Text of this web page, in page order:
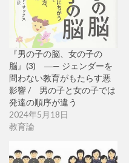
『男の子の脳、女の子の
脳』(3) ―— ジェンダーを
問わない教育がもたらす悪
影響 / 男の子と女の子では
発達の順序が違う
2024年5月18日
教育論